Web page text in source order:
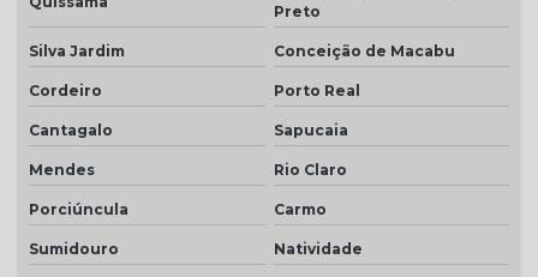
Telha palha mesclada
Telha piso
Telha piso branco
Telha piso esmaltada
Preto
Silva Jardim Conceição de Macabu
Cordeiro Porto Real
Cantagalo Sapucaia
Mendes Rio Claro
Porciúncula Carmo
Sumidouro Natividade